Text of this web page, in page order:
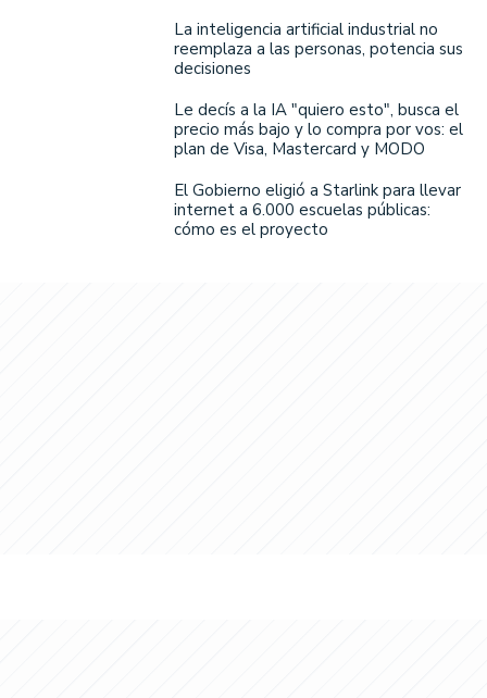
La inteligencia artificial industrial no
reemplaza a las personas, potencia sus
decisiones
Le decís a la IA "quiero esto", busca el
precio más bajo y lo compra por vos: el
plan de Visa, Mastercard y MODO
El Gobierno eligió a Starlink para llevar
internet a 6.000 escuelas públicas:
cómo es el proyecto